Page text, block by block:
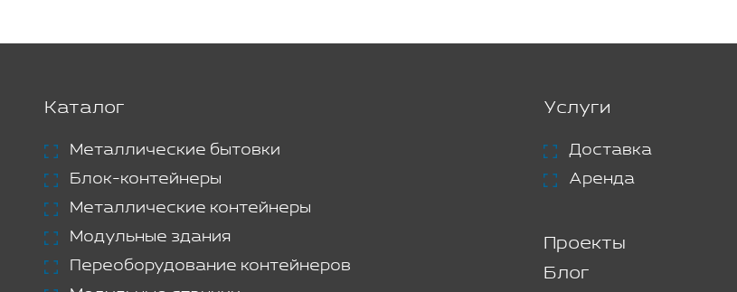
Каталог
Металлические бытовки
Блок-контейнеры
Металлические контейнеры
Модульные здания
Переоборудование контейнеров
Услуги
Доставка
Аренда
Проекты
Блог